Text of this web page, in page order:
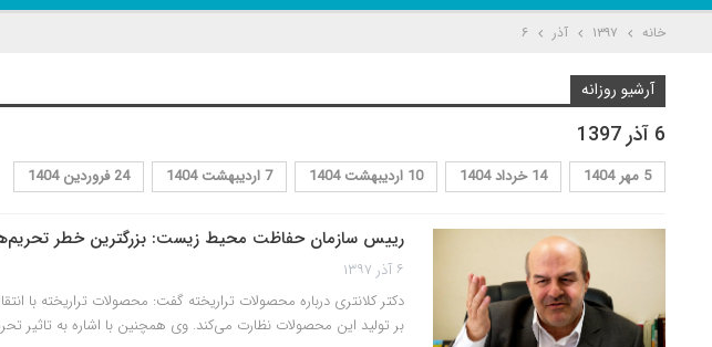
خانه ۱۳۹۷ آذر ۶
آرشیو روزانه
6 آذر 1397
5 مهر 1404 14 خرداد 1404 10 اردیبهشت 1404 7 اردیبهشت 1404 24 فروردین 1404
رییس سازمان حفاظت محیط زیست: بزرگترین خطر
۶ آذر ۱۳۹۷
دکتر کلانتری درباره محصولات تراریخته گفت: محصولات تراریخته
بر تولید این محصولات نظارت می‌کند. وی همچنین با اشاره به تاثیر